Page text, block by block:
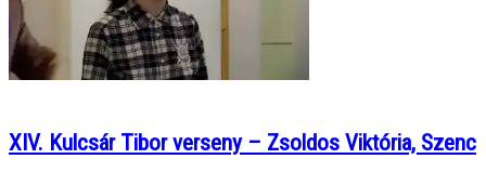
XIV. Kulcsár Tibor verseny – Zsoldos Viktória, Szenc